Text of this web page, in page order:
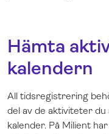
Hämta
kalendern
All tidsregistrering
del av de aktiviteter
kalender. På Milient